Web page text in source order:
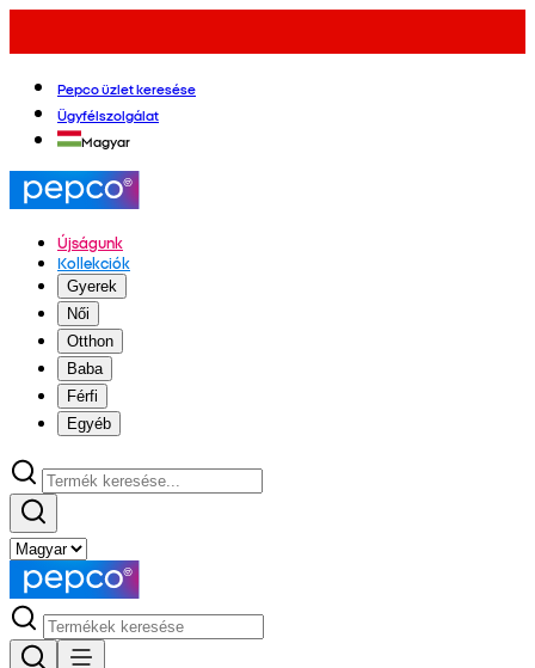
Pepco üzlet keresése
Ügyfélszolgálat
Magyar
Újságunk
Kollekciók
Gyerek
Női
Otthon
Baba
Férfi
Egyéb